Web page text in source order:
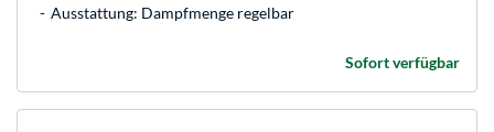
Ausstattung: Dampfmenge regelbar
Sofort verfügbar